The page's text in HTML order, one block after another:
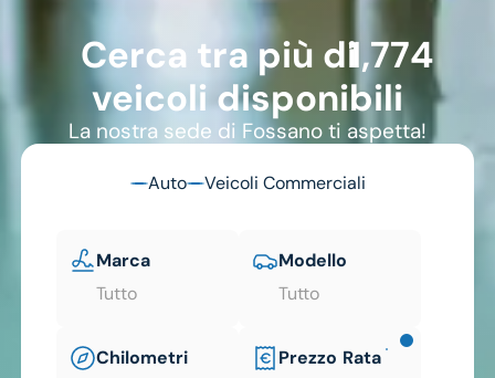
Cerca tra più di1774
veicoli disponibili
La nostra sede di Fossano ti aspetta!
Auto Veicoli Commerciali
Marca
Tutto
Modello
Tutto
Chilometri
Prezzo Rata